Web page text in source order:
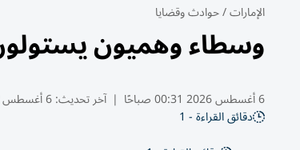
الإمارات/حوادث وقضايا
وسطاء وهميون يستولون على 15
6 أغسطس 2026 00:31 صباحًا | آخر تحديث:6 أغسطس 00:32 2026
دقائق القراءة - 1